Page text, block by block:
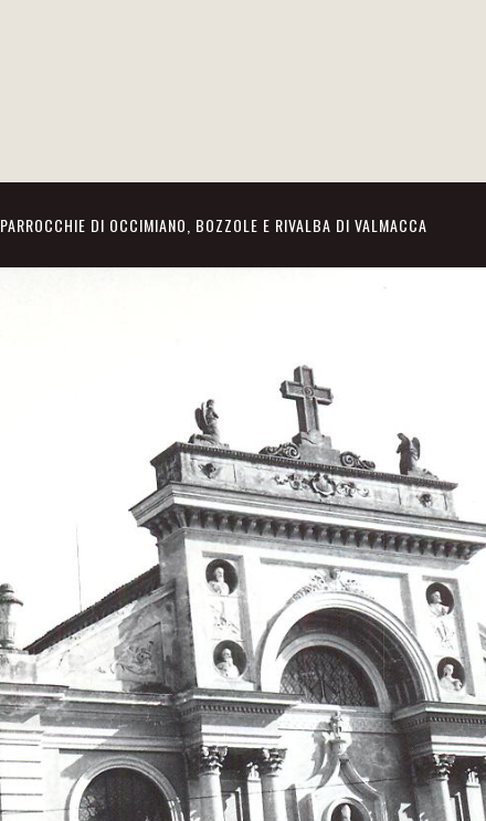
PARROCCHIE DI OCCIMIANO, BOZZOLE E RIVALBA DI VALMACCA